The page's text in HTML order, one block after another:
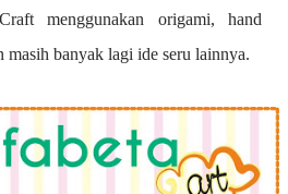
menggunakan origami, hand
banyak lagi ide seru lainnya.